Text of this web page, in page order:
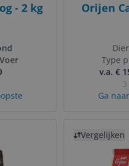
- 2 kg
Voer
Orijen
Type
v.a. €
Ga
Vergelijken